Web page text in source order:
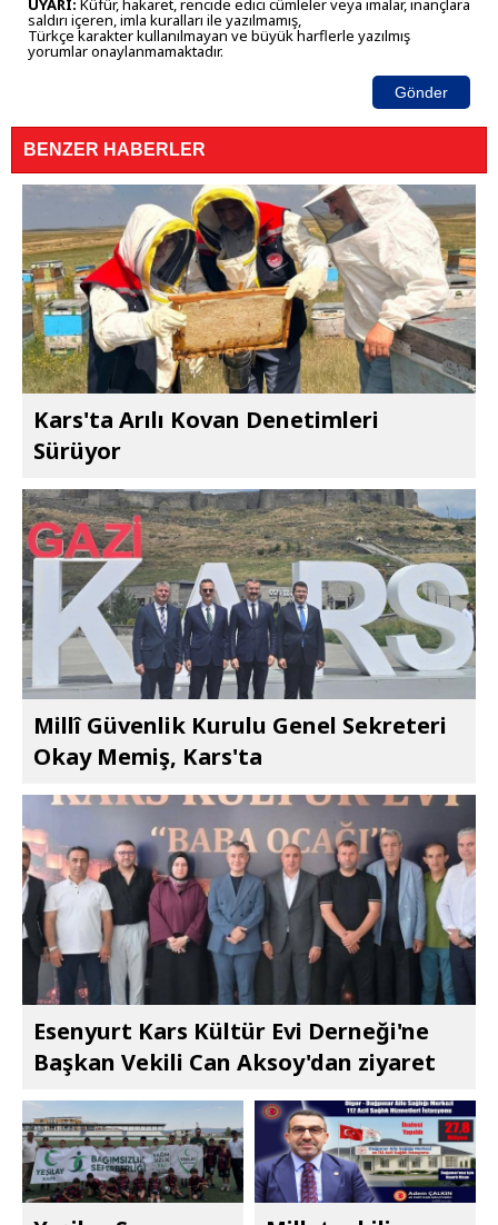
UYARI: Küfür, hakaret, rencide edici cümleler veya imalar, inançlara
saldırı içeren, imla kuralları ile yazılmamış,
Türkçe karakter kullanılmayan ve büyük harflerle yazılmış
yorumlar onaylanmamaktadır.
Gönder
BENZER HABERLER
Kars'ta Arılı Kovan Denetimleri
Sürüyor
Millî Güvenlik Kurulu Genel Sekreteri
Okay Memiş, Kars'ta
Esenyurt Kars Kültür Evi Derneği'ne
Başkan Vekili Can Aksoy'dan ziyaret